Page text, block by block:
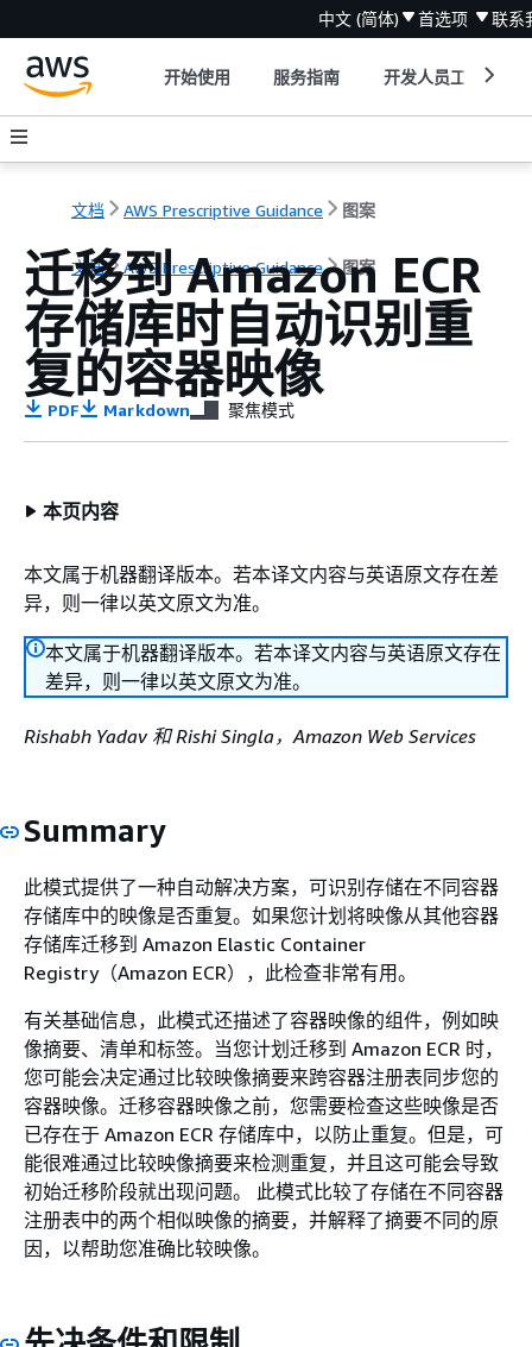
中文 (简体) 首选项 联系
开始使用 服务指南 开发人员工具
文档 AWS Prescriptive Guidance 图案
文档 AWS Prescriptive Guidance 图案
迁移到 Amazon ECR
存储库时自动识别重
复的容器映像
PDF Markdown 聚焦模式
本页内容
本文属于机器翻译版本。若本译文内容与英语原文存在差
异，则一律以英文原文为准。
本文属于机器翻译版本。若本译文内容与英语原文存在
差异，则一律以英文原文为准。
Rishabh Yadav 和 Rishi Singla，Amazon Web Services
Summary
此模式提供了一种自动解决方案，可识别存储在不同容器
存储库中的映像是否重复。如果您计划将映像从其他容器
存储库迁移到 Amazon Elastic Container
Registry（Amazon ECR），此检查非常有用。
有关基础信息，此模式还描述了容器映像的组件，例如映
像摘要、清单和标签。当您计划迁移到 Amazon ECR 时，
您可能会决定通过比较映像摘要来跨容器注册表同步您的
容器映像。迁移容器映像之前，您需要检查这些映像是否
已存在于 Amazon ECR 存储库中，以防止重复。但是，可
能很难通过比较映像摘要来检测重复，并且这可能会导致
初始迁移阶段就出现问题。 此模式比较了存储在不同容器
注册表中的两个相似映像的摘要，并解释了摘要不同的原
因，以帮助您准确比较映像。